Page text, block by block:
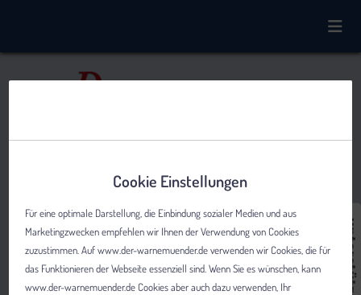
Cookie Einstellungen
Für eine optimale Darstellung, die Einbindung sozialer Medien und aus
Marketingzwecken empfehlen wir Ihnen der Verwendung von Cookies
zuzustimmen. Auf www.der-warnemuender.de verwenden wir Cookies, die für
das Funktionieren der Webseite essenziell sind. Wenn Sie es wünschen, kann
www.der-warnemuender.de Cookies aber auch dazu verwenden, Ihr